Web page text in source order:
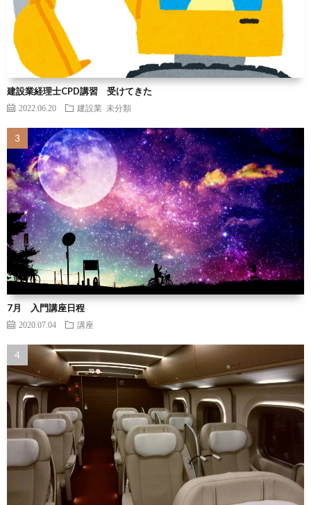
建設業経理士CPD講習 受けてきた
2022.06.20 建設業 未分類
7月 入門講座日程
2020.07.04 講座